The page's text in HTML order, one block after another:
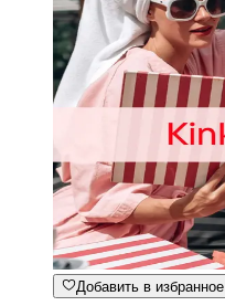
Добавить в избранное